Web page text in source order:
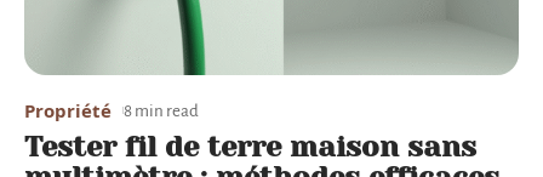
Propriété 8 min read
Tester fil de terre maison sans